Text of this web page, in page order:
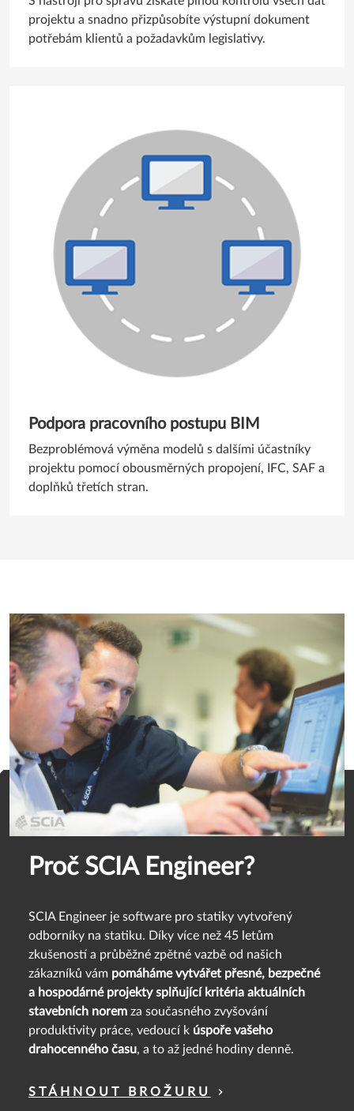
projektu a snadno přizpůsobíte výstupní dokument
potřebám klientů a požadavkům legislativy.
Podpora pracovního postupu BIM
Bezproblémová výměna modelů s dalšími účastníky
projektu pomocí obousměrných propojení, IFC, SAF a
doplňků třetích stran.
Proč SCIA Engineer?
SCIA Engineer je software pro statiky vytvořený
odborníky na statiku. Díky více než 45 letům
zkušeností a průběžné zpětné vazbě od našich
zákazníků vám pomáháme vytvářet přesné, bezpečné
a hospodárné projekty splňující kritéria aktuálních
stavebních norem za současného zvyšování
produktivity práce, vedoucí k úspoře vašeho
drahocenného času, a to až jedné hodiny denně.
STÁHNOUT BROŽURU